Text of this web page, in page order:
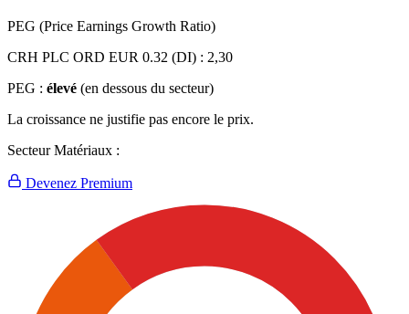
PEG (Price Earnings Growth Ratio)
CRH PLC ORD EUR 0.32 (DI) : 2,30
PEG : élevé (en dessous du secteur)
La croissance ne justifie pas encore le prix.
Secteur Matériaux :
Devenez Premium